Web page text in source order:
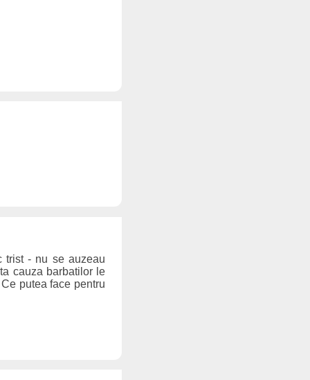
trist - nu se auzeau
cauza barbatilor le
putea face pentru